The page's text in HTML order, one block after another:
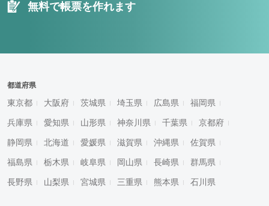
無料で帳票を作れます
都道府県
東京都 大阪府 茨城県 埼玉県 広島県 福岡県
兵庫県 愛知県 山形県 神奈川県 千葉県 京都府
静岡県 北海道 愛媛県 滋賀県 沖縄県 佐賀県
福島県 栃木県 岐阜県 岡山県 長崎県 群馬県
長野県 山梨県 宮城県 三重県 熊本県 石川県